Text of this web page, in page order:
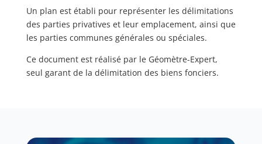
Un plan est établi pour représenter les délimitations
des parties privatives et leur emplacement, ainsi que
les parties communes générales ou spéciales.
Ce document est réalisé par le Géomètre-Expert,
seul garant de la délimitation des biens fonciers.